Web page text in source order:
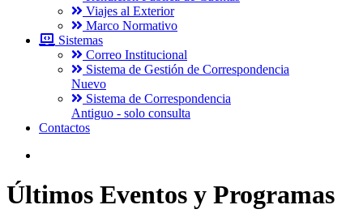
Viajes al Exterior
Marco Normativo
Sistemas
Correo Institucional
Sistema de Gestión de Correspondencia
Nuevo
Sistema de Correspondencia
Antiguo - solo consulta
Contactos
Últimos Eventos y Programas